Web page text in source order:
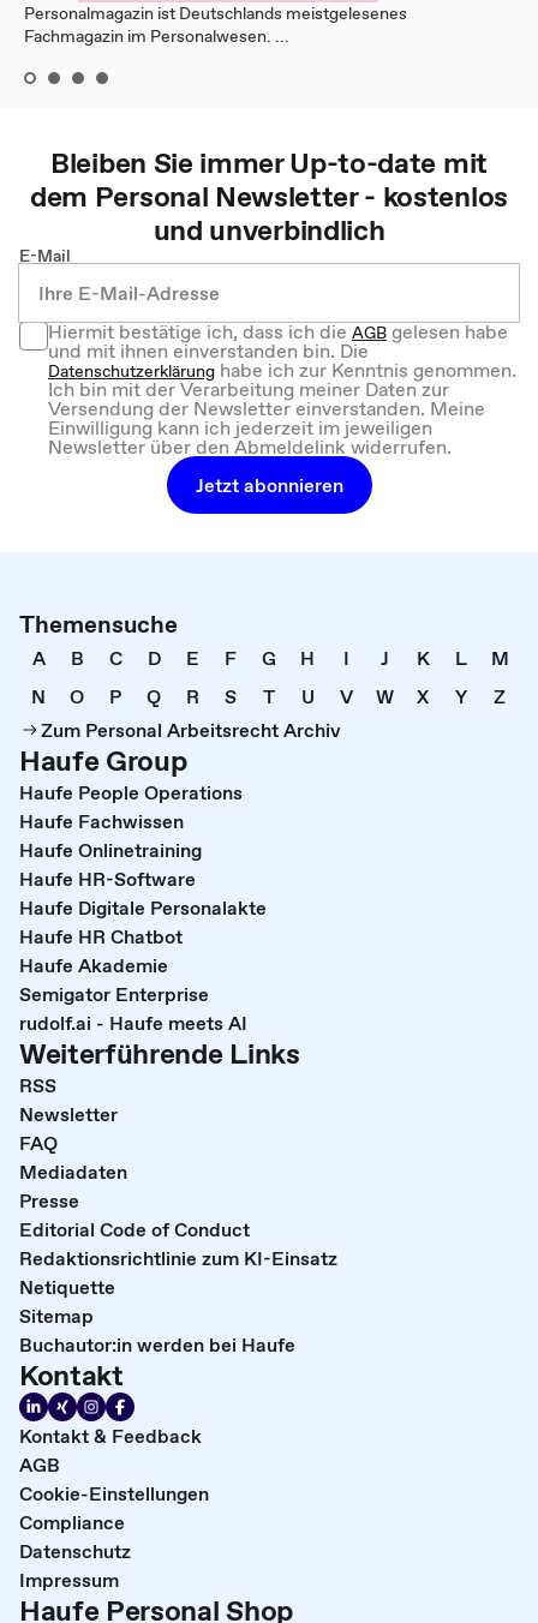
Personalmagazin ist Deutschlands meistgelesenes
Fachmagazin im Personalwesen. ...
Bleiben Sie immer Up-to-date mit
dem Personal Newsletter - kostenlos
und unverbindlich
E-Mail
Hiermit bestätige ich, dass ich dieAGBgelesen habe
und mit ihnen einverstanden bin. Die
Datenschutzerklärung habe ich zur Kenntnis genommen.
Ich bin mit der Verarbeitung meiner Daten zur
Versendung der Newsletter einverstanden. Meine
Einwilligung kann ich jederzeit im jeweiligen
Newsletter über den Abmeldelink widerrufen.
Jetzt abonnieren
Themensuche
A B C D E F G H I J K L
M
N
O P Q R S T U V W X Y
Z
Zum Personal Arbeitsrecht Archiv
Haufe Group
Haufe People Operations
Haufe Fachwissen
Haufe Onlinetraining
Haufe HR-Software
Haufe Digitale Personalakte
Haufe HR Chatbot
Haufe Akademie
Semigator Enterprise
rudolf.ai - Haufe meets AI
Weiterführende Links
RSS
Newsletter
FAQ
Mediadaten
Presse
Editorial Code of Conduct
Redaktionsrichtlinie zum KI-Einsatz
Netiquette
Sitemap
Buchautor:in werden bei Haufe
Kontakt
Kontakt & Feedback
AGB
Cookie-Einstellungen
Compliance
Datenschutz
Impressum
Haufe Personal Shop